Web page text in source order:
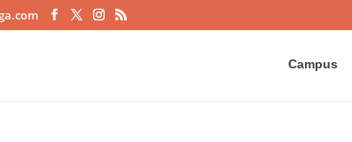
Campus